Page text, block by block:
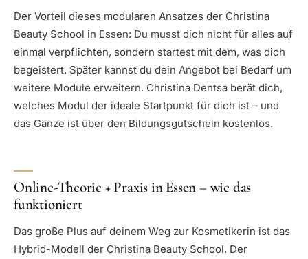
Der Vorteil dieses modularen Ansatzes der Christina
Beauty School in Essen: Du musst dich nicht für alles auf
einmal verpflichten, sondern startest mit dem, was dich
begeistert. Später kannst du dein Angebot bei Bedarf um
weitere Module erweitern. Christina Dentsa berät dich,
welches Modul der ideale Startpunkt für dich ist – und
das Ganze ist über den Bildungsgutschein kostenlos.
Online-Theorie + Praxis in Essen – wie das
funktioniert
Das große Plus auf deinem Weg zur Kosmetikerin ist das
Hybrid-Modell der Christina Beauty School. Der